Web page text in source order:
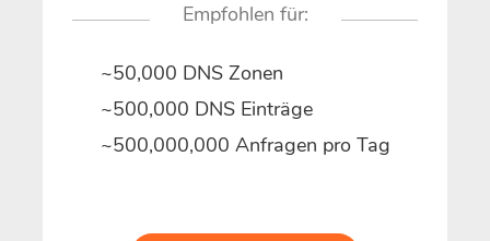
Empfohlen für:
~50,000 DNS Zonen
~500,000 DNS Einträge
~500,000,000 Anfragen pro Tag